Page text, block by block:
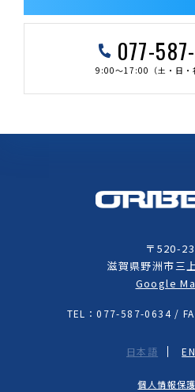
077-
9:00～17:00（土・日・
〒520-
滋賀県野洲市三
Google
TEL：077-587-0634 /
日本語
個人情報保